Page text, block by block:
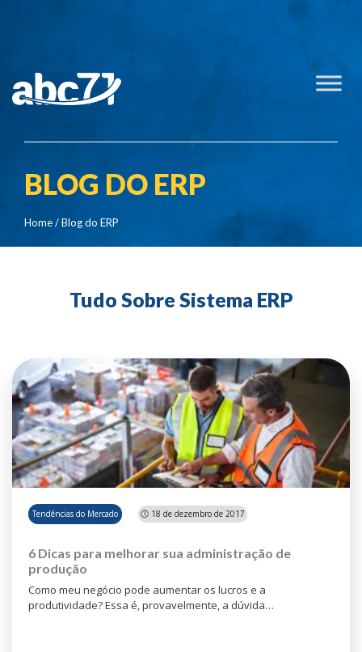
BLOG DO ERP
Home/ Blog do ERP
Tudo Sobre Sistema ERP
🕔 18 de dezembro de 2017
Tendências do Mercado
6 Dicas para melhorar sua administração de
produção
Como meu negócio pode aumentar os lucros e a
produtividade? Essa é, provavelmente, a dúvida…